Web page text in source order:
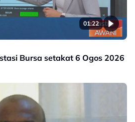
01:22
Bursa setakat 6 Ogos 2026